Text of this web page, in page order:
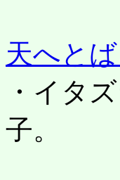
天へと
・イタ
子。